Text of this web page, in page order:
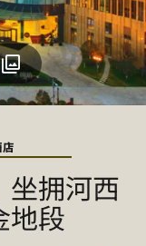
坐拥河西
地段